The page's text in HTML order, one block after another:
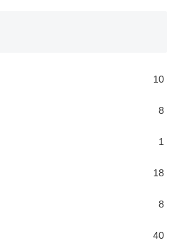
10
8
1
18
8
40